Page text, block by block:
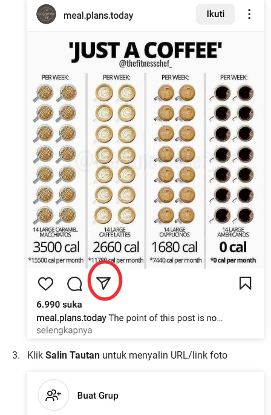
Klik Salin Tautan untuk menyalin URL/link foto